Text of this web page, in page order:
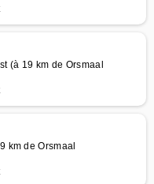
(à 19 km de Orsmaal
km de Orsmaal